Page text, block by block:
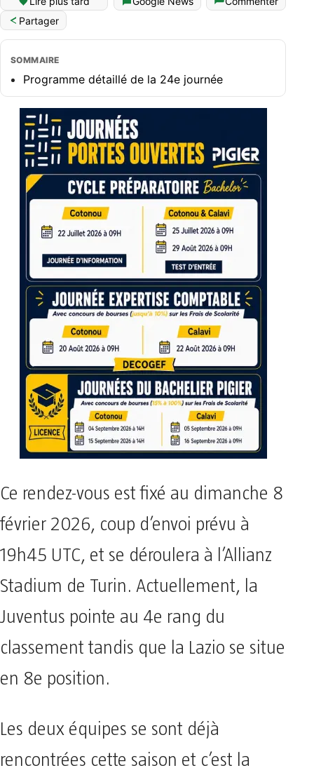
Partager
SOMMAIRE
Programme détaillé de la 24e journée
Ce rendez-vous est fixé au dimanche 8
février 2026, coup d’envoi prévu à
19h45 UTC, et se déroulera à l’Allianz
Stadium de Turin. Actuellement, la
Juventus pointe au 4e rang du
classement tandis que la Lazio se situe
en 8e position.
Les deux équipes se sont déjà
rencontrées cette saison et c’est la